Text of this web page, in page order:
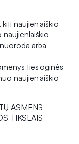
naujienlaiškio
naujienlaiškio
arba
tiesioginės
naujienlaiškio
ASMENS
TIKSLAIS